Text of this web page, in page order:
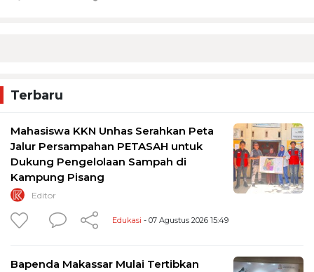
Terbaru
Mahasiswa KKN Unhas Serahkan Peta
Jalur Persampahan PETASAH untuk
Dukung Pengelolaan Sampah di
Kampung Pisang
Editor
Edukasi - 07 Agustus 2026 15:49
Bapenda Makassar Mulai Tertibkan